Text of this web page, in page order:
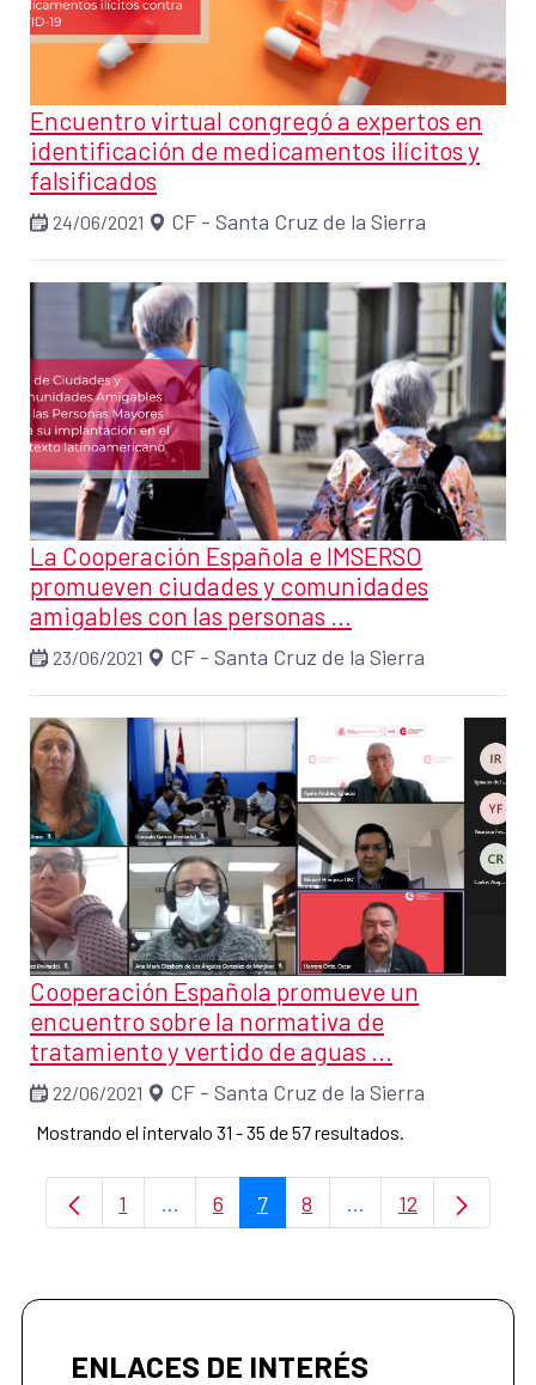
Encuentro virtual congregó a expertos en
identificación de medicamentos ilícitos y
falsificados
24/06/2021 CF - Santa Cruz de la Sierra
La Cooperación Española e IMSERSO
promueven ciudades y comunidades
amigables con las personas ...
23/06/2021 CF - Santa Cruz de la Sierra
Cooperación Española promueve un
encuentro sobre la normativa de
tratamiento y vertido de aguas ...
22/06/2021 CF - Santa Cruz de la Sierra
Mostrando el intervalo 31 - 35 de 57 resultados.
Página
1 ...Páginas intermedias Use TAB para
Página
6 Página
7 Página
8 ...PáginasPágina
12
ENLACES DE INTERÉS